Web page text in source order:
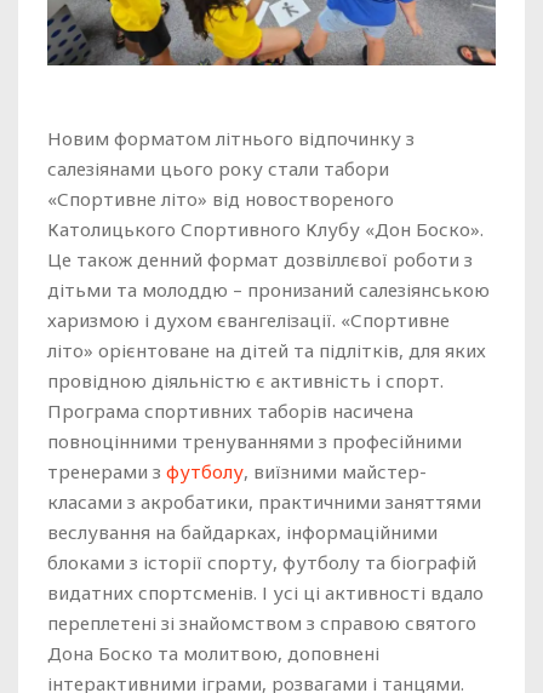
Новим форматом літнього відпочинку з
салезіянами цього року стали табори
«Спортивне літо» від новоствореного
Католицького Спортивного Клубу «Дон Боско».
Це також денний формат дозвіллєвої роботи з
дітьми та молоддю – пронизаний салезіянською
харизмою і духом євангелізації. «Спортивне
літо» орієнтоване на дітей та підлітків, для яких
провідною діяльністю є активність і спорт.
Програма спортивних таборів насичена
повноцінними тренуваннями з професійними
тренерами з футболу, виїзними майстер-
класами з акробатики, практичними заняттями
веслування на байдарках, інформаційними
блоками з історії спорту, футболу та біографій
видатних спортсменів. І усі ці активності вдало
переплетені зі знайомством з справою святого
Дона Боско та молитвою, доповнені
інтерактивними іграми, розвагами і танцями.